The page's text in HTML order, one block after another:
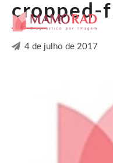
cropped-
4 de julho de 2017